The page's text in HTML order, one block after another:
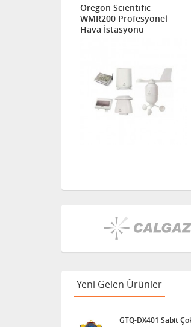
Oregon Scientific
WMR200 Profesyonel
Hava İstasyonu
Yeni Gelen Ürünler
GTQ-DX401 Sabit